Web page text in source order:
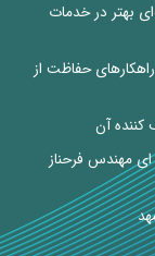
بهتر در خدمات
حفاظت از
آن
مهندس فرحناز